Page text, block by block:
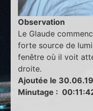
Observation
Le Glaude
forte source de
fenêtre où il voit
droite.
Ajoutée le
Minutage :